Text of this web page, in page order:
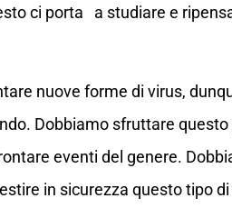
ci porta a studiare e
nuove forme di virus,
Dobbiamo sfruttare
eventi del genere.
in sicurezza questo tipo